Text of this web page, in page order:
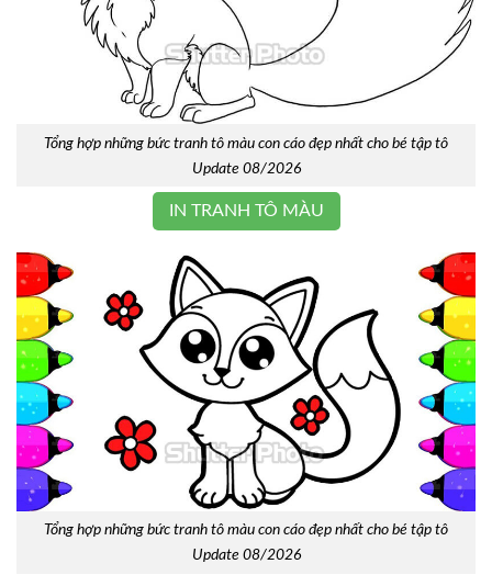
Tổng hợp những bức tranh tô màu con cáo đẹp nhất cho bé tập tô
Update 08/2026
IN TRANH TÔ MÀU
Tổng hợp những bức tranh tô màu con cáo đẹp nhất cho bé tập tô
Update 08/2026